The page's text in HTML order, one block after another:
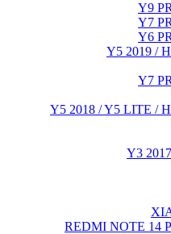
Y5 2018 / Y5
REDMI